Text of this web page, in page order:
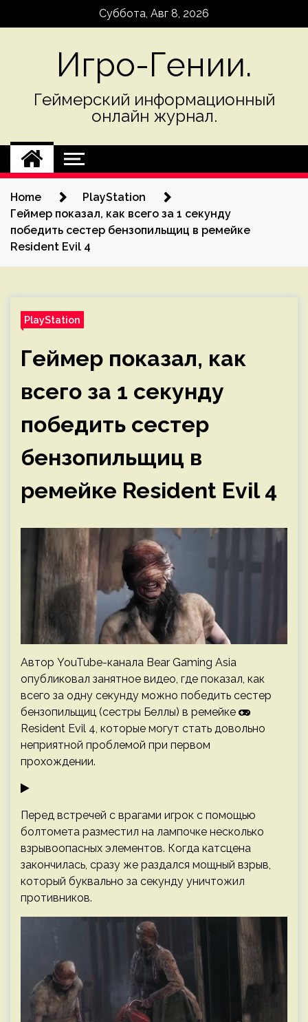
Суббота, Авг 8, 2026
Игро-Гении.
Геймерский информационный
онлайн журнал.
Home
PlayStation
Геймер показал, как всего за 1 секунду
победить сестер бензопильщиц в ремейке
Resident Evil 4
PlayStation
Геймер показал, как
всего за 1 секунду
победить сестер
бензопильщиц в
ремейке Resident Evil 4
Автор YouTube-канала Bear Gaming Asia
опубликовал занятное видео, где показал, как
всего за одну секунду можно победить сестер
бензопильщиц (сестры Беллы) в ремейке
Resident Evil 4, которые могут стать довольно
неприятной проблемой при первом
прохождении.
Перед встречей с врагами игрок с помощью
болтомета разместил на лампочке несколько
взрывоопасных элементов. Когда катсцена
закончилась, сразу же раздался мощный взрыв,
который буквально за секунду уничтожил
противников.